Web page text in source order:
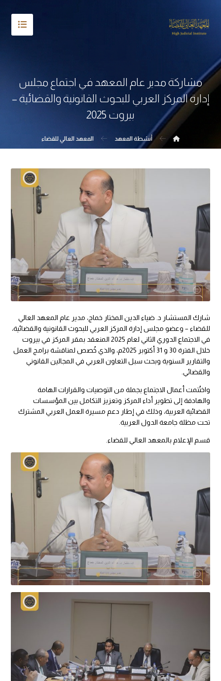
مشاركة مدير عام المعهد في اجتماع مجلس
إدارة المركز العربي للبحوث القانونية والقضائية –
بيروت 2025
أنشطة المعهد المعهد العالي للقضاء
شارك المستشار د. ضياء الدين المختار خماج، مدير عام المعهد العالي
للقضاء – وعضو مجلس إدارة المركز العربي للبحوث القانونية والقضائية،
في الاجتماع الدوري الثاني لعام 2025 المنعقد بمقر المركز في بيروت
خلال الفترة 30 و 31 أكتوبر 2025م، والذي خُصص لمناقشة برامج العمل
والتقارير السنوية وبحث سبل التعاون العربي في المجالين القانوني
والقضائي.
واختُتمت أعمال الاجتماع بجملة من التوصيات والقرارات الهامة
والهادفة إلى تطوير أداء المركز وتعزيز التكامل بين المؤسسات
القضائية العربية، وذلك في إطار دعم مسيرة العمل العربي المشترك
تحت مظلة جامعة الدول العربية.
قسم الإعلام بالمعهد العالي للقضاء.